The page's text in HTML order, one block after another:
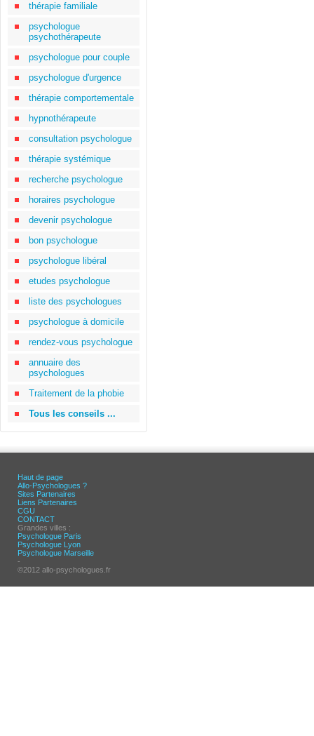
thérapie familiale
psychologue
psychothérapeute
psychologue pour couple
psychologue d'urgence
thérapie comportementale
hypnothérapeute
consultation psychologue
thérapie systémique
recherche psychologue
horaires psychologue
devenir psychologue
bon psychologue
psychologue libéral
etudes psychologue
liste des psychologues
psychologue à domicile
rendez-vous psychologue
annuaire des
psychologues
Traitement de la phobie
Tous les conseils ...
Haut de page
Allo-Psychologues ?
Sites Partenaires
Liens Partenaires
CGU
CONTACT
Grandes villes :
Psychologue Paris
Psychologue Lyon
Psychologue Marseille
-
©2012 allo-psychologues.fr